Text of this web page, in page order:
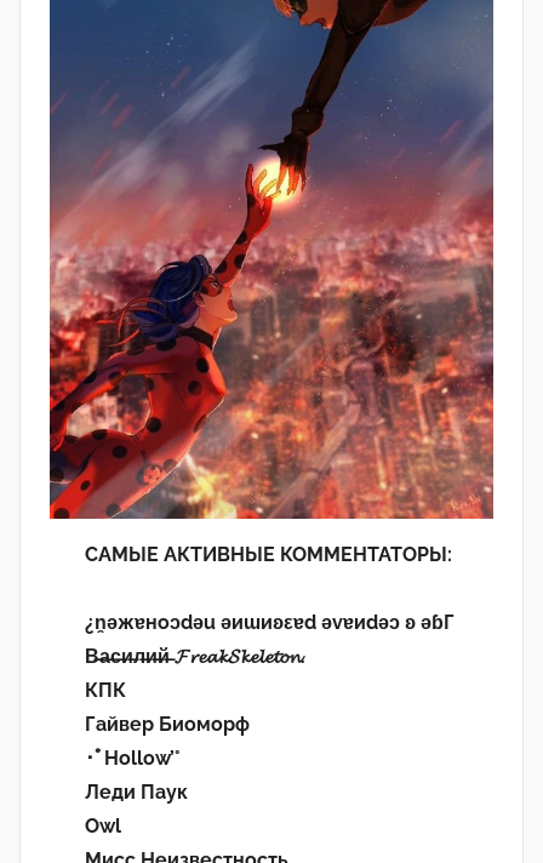
САМЫЕ АКТИВНЫЕ КОММЕНТАТОРЫ:
¿n̯ǝжɐноɔdǝu ǝиɯиʚεɐd ǝvɐиdǝɔ ʚ ǝɓГ
В̶а̶с̶и̶л̶и̶й̶ 𝓕𝓻𝓮𝓪𝓴𝓢𝓴𝓮𝓵𝓮𝓽𝓸𝓷.
КПК
Гайвер Биоморф
･ﾟHollow’°
Леди Паук
Owl